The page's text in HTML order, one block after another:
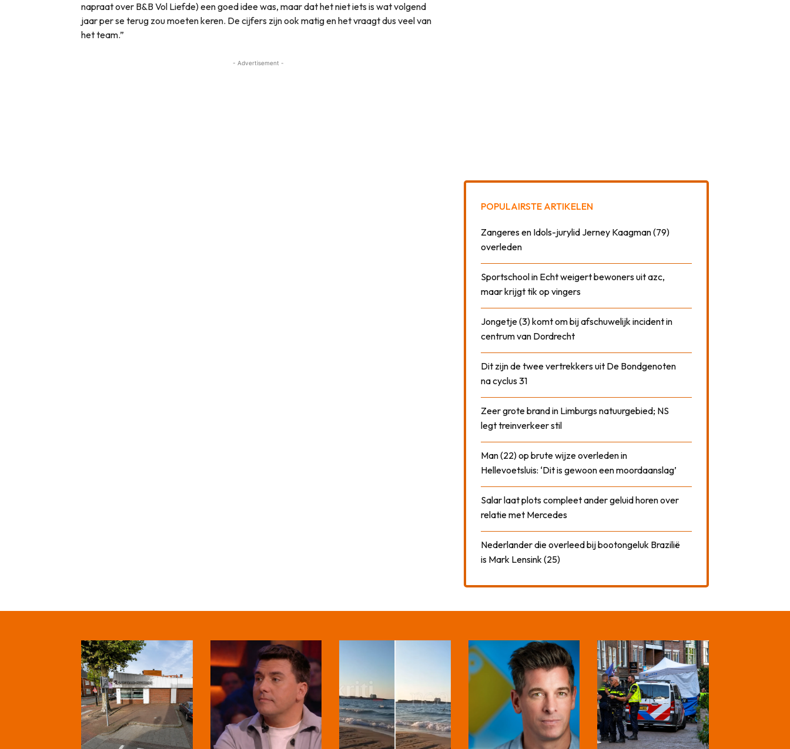
napraat over B&B Vol Liefde) een goed idee was, maar dat het niet iets is wat volgend
jaar per se terug zou moeten keren. De cijfers zijn ook matig en het vraagt dus veel van
het team.”
- Advertisement -
POPULAIRSTE ARTIKELEN
Zangeres en Idols-jurylid Jerney Kaagman (79)
overleden
Sportschool in Echt weigert bewoners uit azc,
maar krijgt tik op vingers
Jongetje (3) komt om bij afschuwelijk incident in
centrum van Dordrecht
Dit zijn de twee vertrekkers uit De Bondgenoten
na cyclus 31
Zeer grote brand in Limburgs natuurgebied; NS
legt treinverkeer stil
Man (22) op brute wijze overleden in
Hellevoetsluis: ‘Dit is gewoon een moordaanslag’
Salar laat plots compleet ander geluid horen over
relatie met Mercedes
Nederlander die overleed bij bootongeluk Brazilië
is Mark Lensink (25)